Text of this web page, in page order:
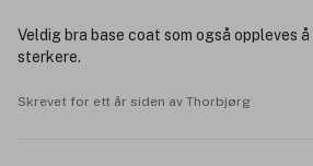
Veldig bra base coat som også oppleves
sterkere.
Skrevet for ett år siden av Thorbjørg